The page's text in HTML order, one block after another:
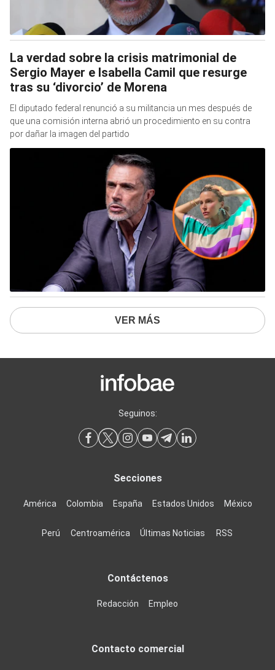
La verdad sobre la crisis matrimonial de
Sergio Mayer e Isabella Camil que resurge
tras su ‘divorcio’ de Morena
El diputado federal renunció a su militancia un mes después de
que una comisión interna abrió un procedimiento en su contra
por dañar la imagen del partido
VER MÁS
Seguinos:
Secciones
América Colombia España Estados Unidos México
Perú Centroamérica Últimas Noticias RSS
Contáctenos
Redacción Empleo
Contacto comercial